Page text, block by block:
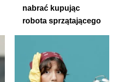
nabrać kupując
robota sprzątającego